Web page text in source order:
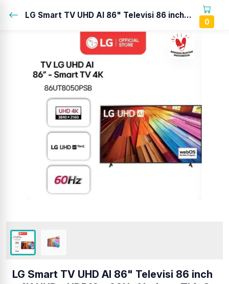
LG Smart TV UHD AI 86" Televisi 86 inch - 4K UHD - HDR10 - 60Hz Native - ThinQ AI - 86UT8050PSB...
0
LG Smart TV UHD AI 86" Televisi 86 inch